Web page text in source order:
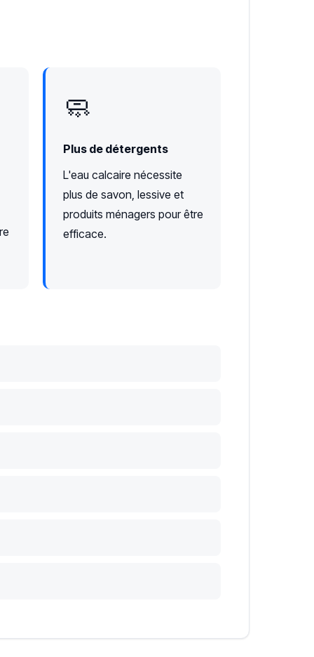
🧼
Plus de détergents
L'eau calcaire nécessite
plus de savon, lessive et
produits ménagers pour être
efficace.